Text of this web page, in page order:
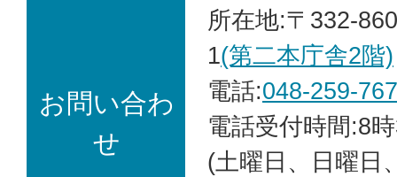
お問い合わ
せ
所在地:〒332-
1(第二本庁舎2階)
電話:048-259-
電話受付時間:8
(土曜日、日曜日